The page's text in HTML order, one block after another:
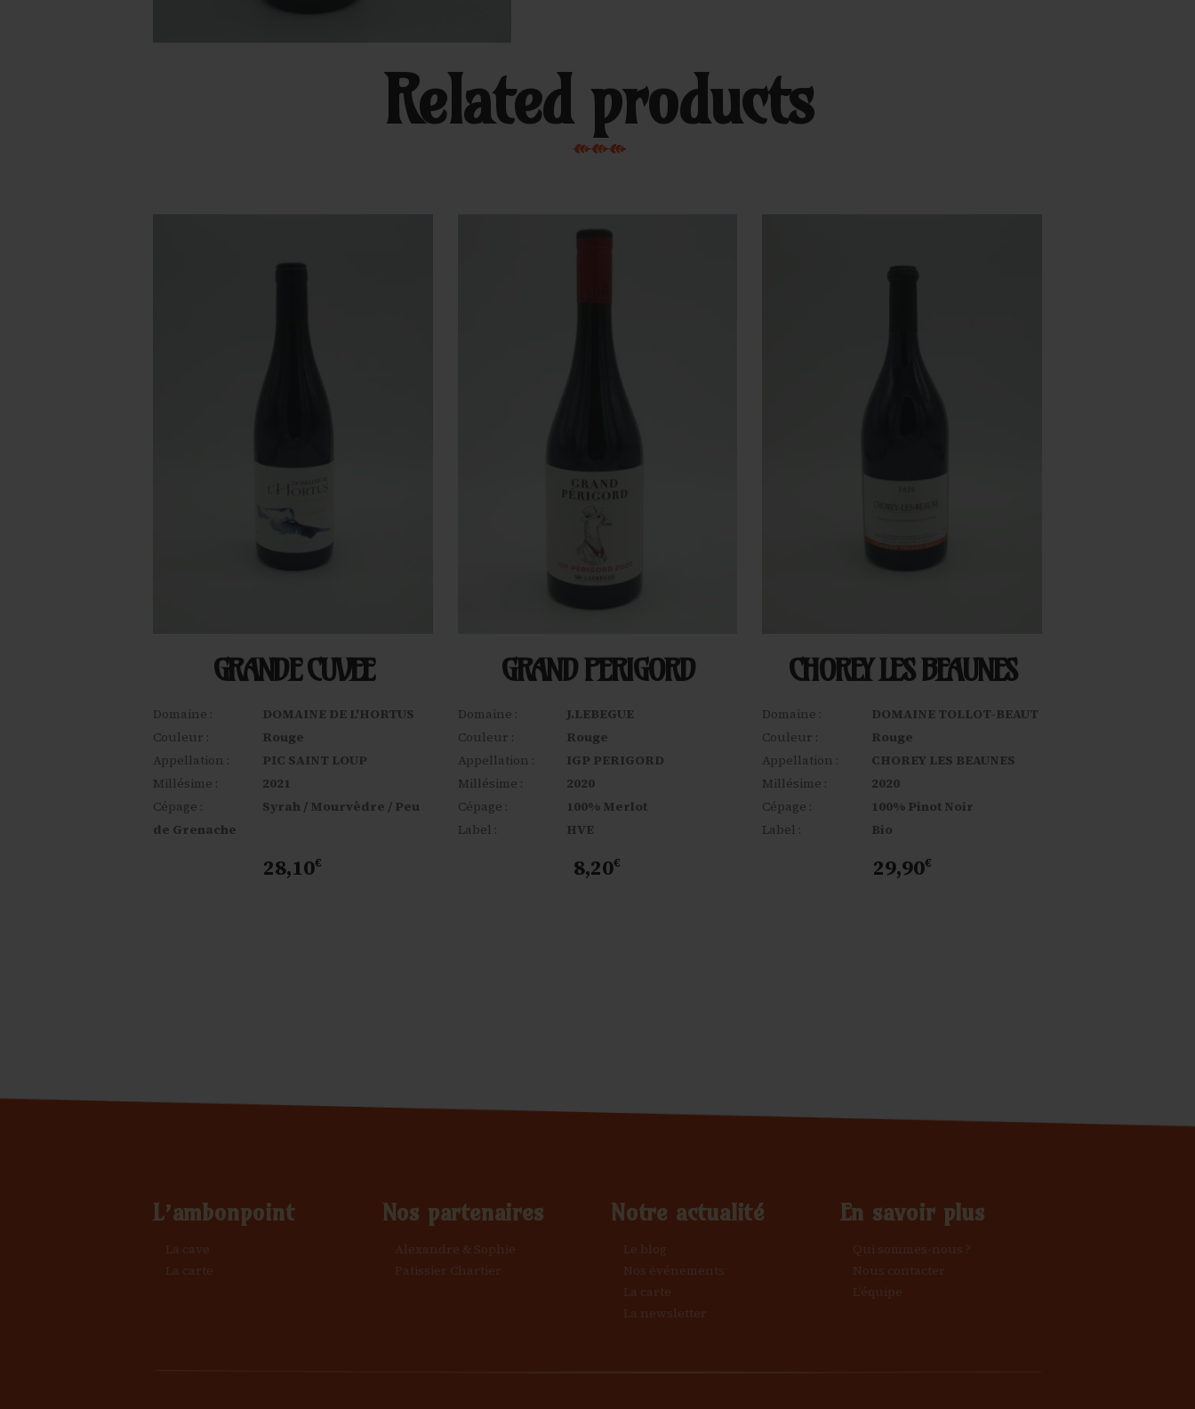
Related products
GRANDE CUVEE
Domaine :
DOMAINE DE L'HORTUS
Couleur :
Rouge
Appellation :
PIC SAINT LOUP
Millésime :
2021
Cépage :
Syrah / Mourvèdre / Peu
de Grenache
28,10€
GRAND PERIGORD
Domaine :
J.LEBEGUE
Couleur :
Rouge
Appellation :
IGP PERIGORD
Millésime :
2020
Cépage :
100% Merlot
Label :
HVE
8,20€
CHOREY LES BEAUNES
Domaine :
DOMAINE TOLLOT-BEAUT
Couleur :
Rouge
Appellation :
CHOREY LES BEAUNES
Millésime :
2020
Cépage :
100% Pinot Noir
Label :
Bio
29,90€
L’ambonpoint
La cave
La carte
Nos partenaires
Alexandre & Sophie
Patissier Chartier
Notre actualité
Le blog
Nos événements
La carte
La newsletter
En savoir plus
Qui sommes-nous ?
Nous contacter
L’équipe